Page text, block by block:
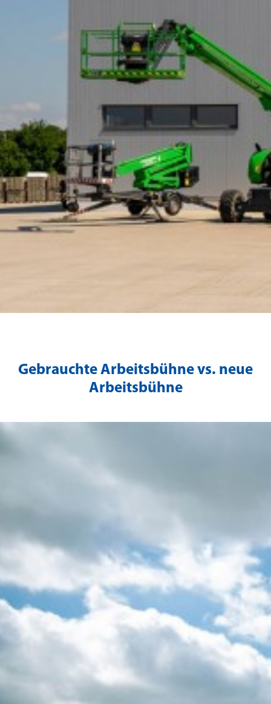
Gebrauchte Arbeitsbühne vs. neue
Arbeitsbühne